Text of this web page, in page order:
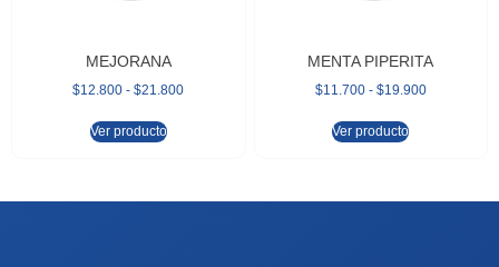
MEJORANA
$12.800 - $21.800
Ver producto
MENTA PIPERITA
$11.700 - $19.900
Ver producto